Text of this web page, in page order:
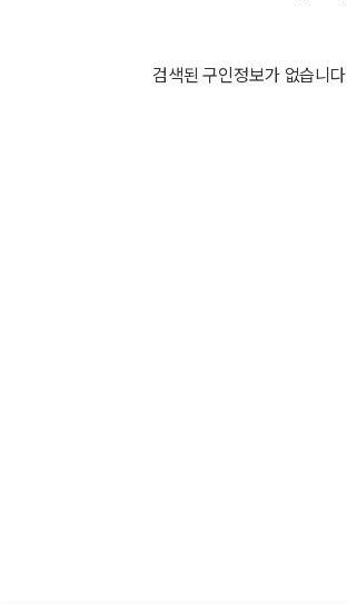
검색된 구인정보가 없습니다